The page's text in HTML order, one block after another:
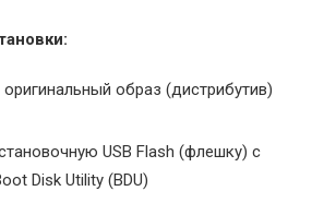
оригинальный образ (дистрибутив)
USB Flash (флешку) с
Disk Utility (BDU)